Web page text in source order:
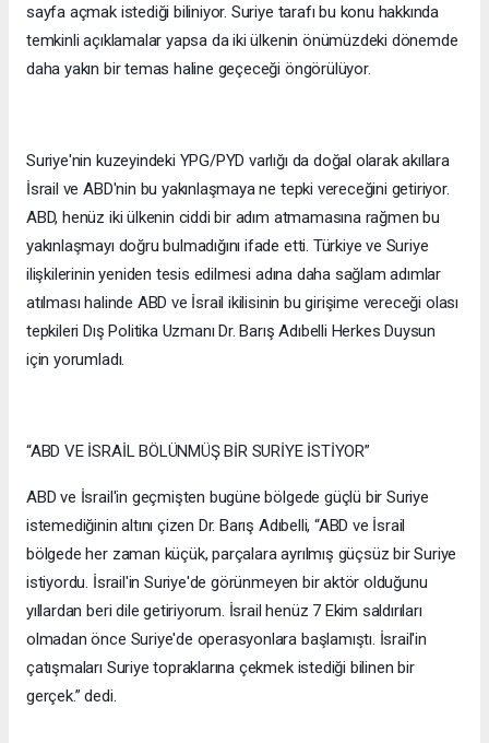
sayfa açmak istediği biliniyor. Suriye tarafı bu konu hakkında
temkinli açıklamalar yapsa da iki ülkenin önümüzdeki dönemde
daha yakın bir temas haline geçeceği öngörülüyor.
Suriye'nin kuzeyindeki YPG/PYD varlığı da doğal olarak akıllara
İsrail ve ABD'nin bu yakınlaşmaya ne tepki vereceğini getiriyor.
ABD, henüz iki ülkenin ciddi bir adım atmamasına rağmen bu
yakınlaşmayı doğru bulmadığını ifade etti. Türkiye ve Suriye
ilişkilerinin yeniden tesis edilmesi adına daha sağlam adımlar
atılması halinde ABD ve İsrail ikilisinin bu girişime vereceği olası
tepkileri Dış Politika Uzmanı Dr. Barış Adıbelli Herkes Duysun
için yorumladı.
“ABD VE İSRAİL BÖLÜNMÜŞ BİR SURİYE İSTİYOR”
ABD ve İsrail'in geçmişten bugüne bölgede güçlü bir Suriye
istemediğinin altını çizen Dr. Barış Adıbelli, “ABD ve İsrail
bölgede her zaman küçük, parçalara ayrılmış güçsüz bir Suriye
istiyordu. İsrail'in Suriye'de görünmeyen bir aktör olduğunu
yıllardan beri dile getiriyorum. İsrail henüz 7 Ekim saldırıları
olmadan önce Suriye'de operasyonlara başlamıştı. İsrail'in
çatışmaları Suriye topraklarına çekmek istediği bilinen bir
gerçek.” dedi.